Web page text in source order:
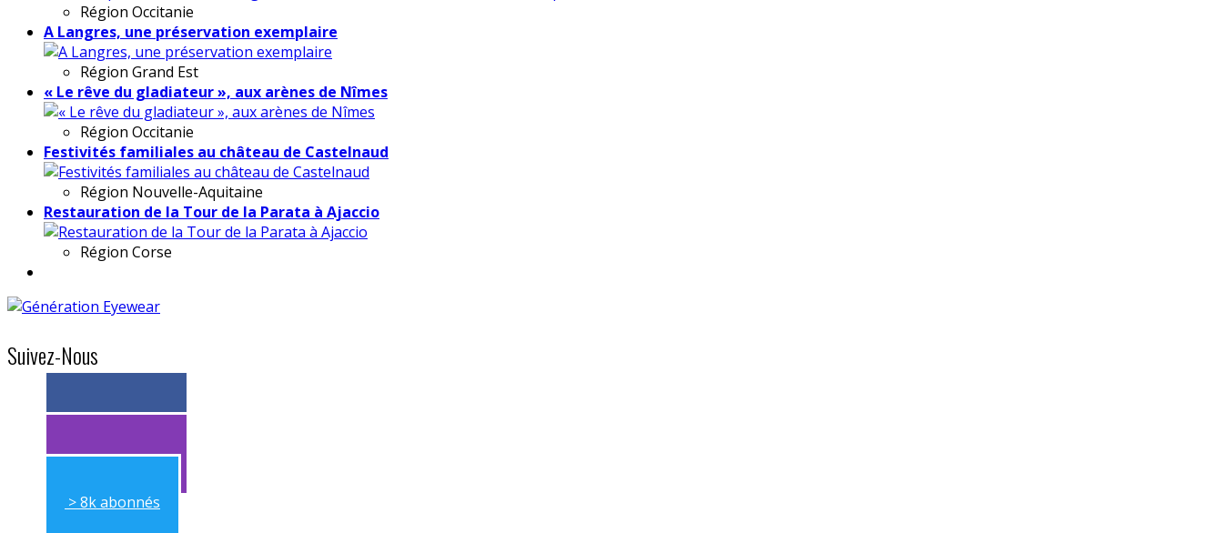
Région Occitanie
A Langres, une préservation exemplaire
Région Grand Est
« Le rêve du gladiateur », aux arènes de Nîmes
Région Occitanie
Festivités familiales au château de Castelnaud
Région Nouvelle-Aquitaine
Restauration de la Tour de la Parata à Ajaccio
Région Corse
Suivez-Nous
> 11k abonnés
> 11k abonnés
> 8k abonnés